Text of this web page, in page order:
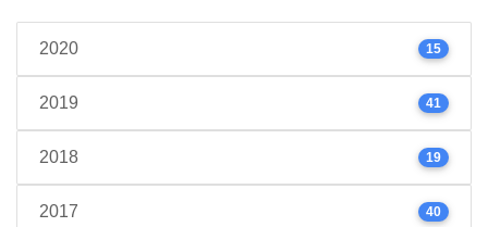
2020 15
2019 41
2018 19
2017 40